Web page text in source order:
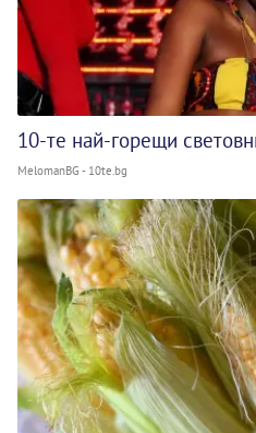
10-те най-горещи
MelomanBG - 10te.bg